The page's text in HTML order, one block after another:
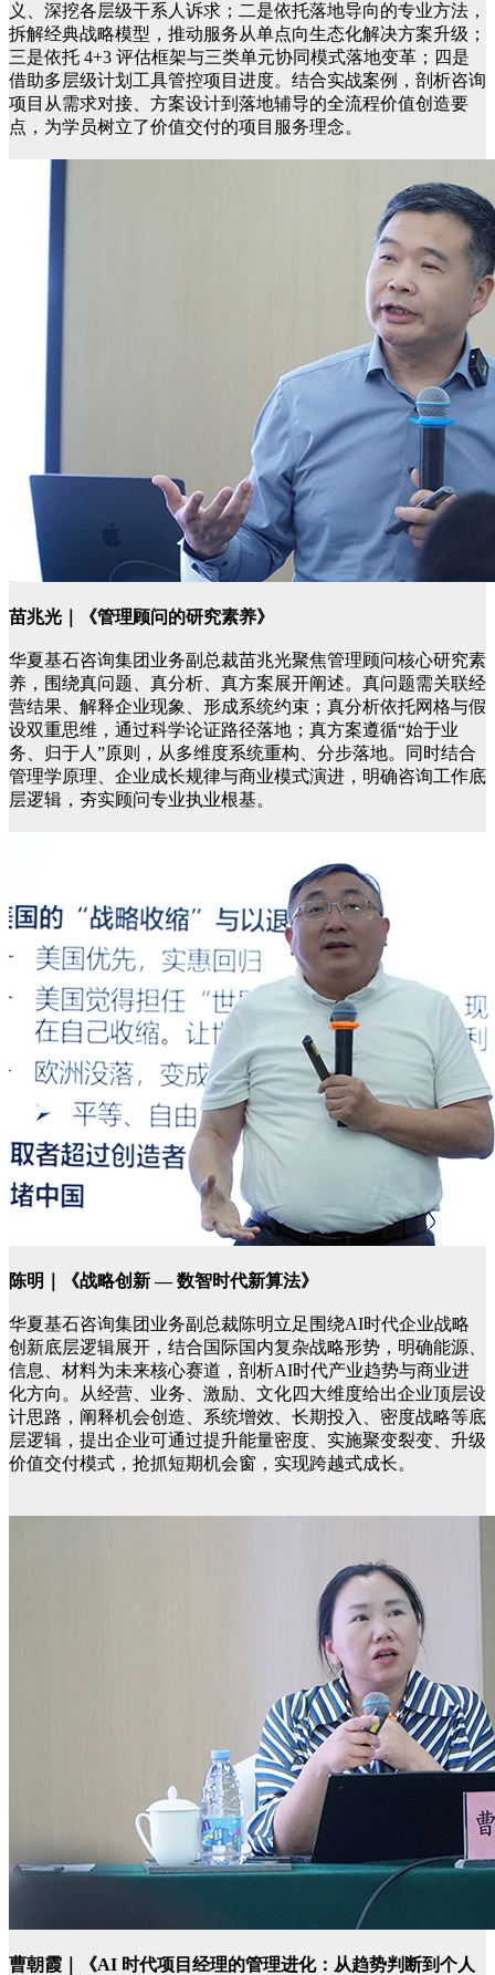
义、深挖各层级干系人诉求；二是依托落地导向的专业方法，
拆解经典战略模型，推动服务从单点向生态化解决方案升级；
三是依托 4+3 评估框架与三类单元协同模式落地变革；四是
借助多层级计划工具管控项目进度。结合实战案例，剖析咨询
项目从需求对接、方案设计到落地辅导的全流程价值创造要
点，为学员树立了价值交付的项目服务理念。
苗兆光｜《管理顾问的研究素养》
华夏基石咨询集团业务副总裁苗兆光聚焦管理顾问核心研究素
养，围绕真问题、真分析、真方案展开阐述。真问题需关联经
营结果、解释企业现象、形成系统约束；真分析依托网格与假
设双重思维，通过科学论证路径落地；真方案遵循“始于业
务、归于人”原则，从多维度系统重构、分步落地。同时结合
管理学原理、企业成长规律与商业模式演进，明确咨询工作底
层逻辑，夯实顾问专业执业根基。
陈明｜《战略创新 — 数智时代新算法》
华夏基石咨询集团业务副总裁陈明立足围绕AI时代企业战略
创新底层逻辑展开，结合国际国内复杂战略形势，明确能源、
信息、材料为未来核心赛道，剖析AI时代产业趋势与商业进
化方向。从经营、业务、激励、文化四大维度给出企业顶层设
计思路，阐释机会创造、系统增效、长期投入、密度战略等底
层逻辑，提出企业可通过提升能量密度、实施聚变裂变、升级
价值交付模式，抢抓短期机会窗，实现跨越式成长。
曹朝霞｜《AI 时代项目经理的管理进化：从趋势判断到个人